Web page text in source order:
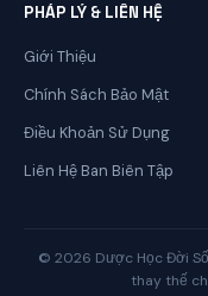
PHÁP LÝ & LIÊN HỆ
Giới Thiệu
Chính Sách Bảo Mật
Điều Khoản Sử Dụng
Liên Hệ Ban Biên Tập
© 2026 Dược Học Đời
thay thế